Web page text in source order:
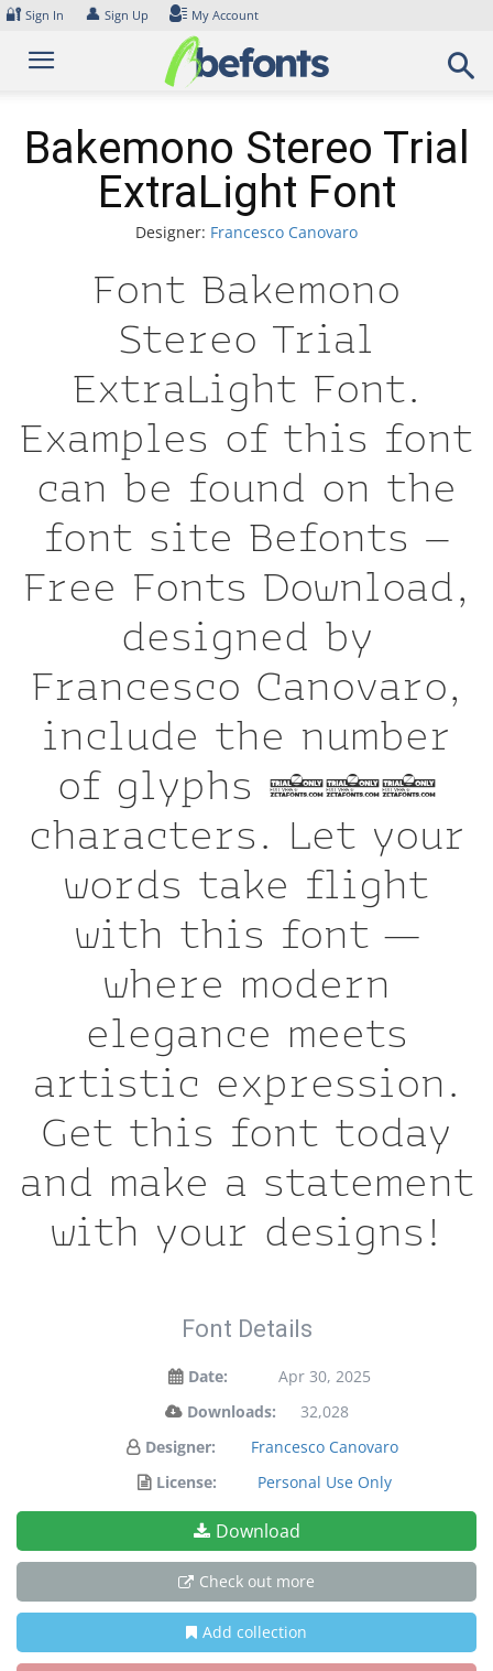
Skip
content
🔐 Sign In 👤 Sign Up My Account
Bakemono Stereo Trial
ExtraLight Font
Designer: Francesco Canovaro
Font Bakemono
Stereo Trial
ExtraLight Font.
Examples of this font
can be found on the
font site Befonts –
Free Fonts Download,
designed by
Francesco Canovaro,
include the number
of glyphs 948
characters. Let your
words take flight
with this font —
where modern
elegance meets
artistic expression.
Get this font today
and make a statement
with your designs!
Font Details
Date:
Apr 30, 2025
Downloads:
32,028
Designer:
Francesco Canovaro
License:
Personal Use Only
Download
Check out more
Add collection